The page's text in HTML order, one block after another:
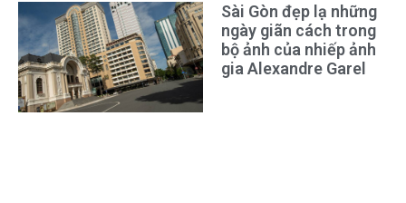
Sài Gòn đẹp lạ những
ngày giãn cách trong
bộ ảnh của nhiếp ảnh
gia Alexandre Garel